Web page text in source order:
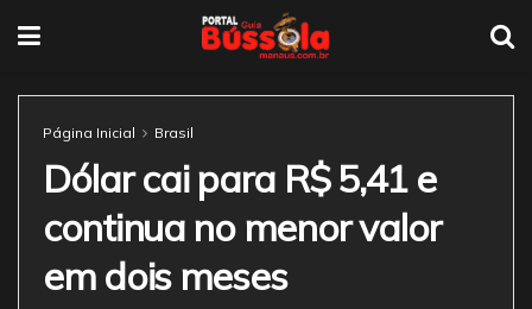
Página Inicial Brasil
Dólar cai para R$ 5,41 e
continua no menor valor
em dois meses